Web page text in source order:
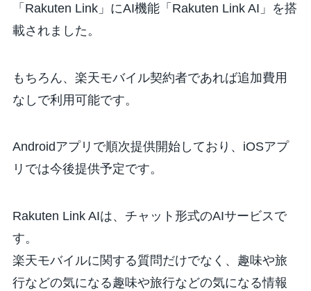
「Rakuten Link」にAI機能「Rakuten Link AI」を搭
載されました。
もちろん、楽天モバイル契約者であれば追加費用
なしで利用可能です。
Androidアプリで順次提供開始しており、iOSアプ
リでは今後提供予定です。
Rakuten Link AIは、チャット形式のAIサービスで
す。
楽天モバイルに関する質問だけでなく、趣味や旅
行などの気になる趣味や旅行などの気になる情報